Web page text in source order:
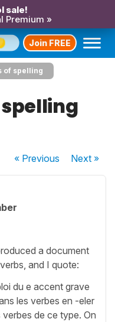
sale!
Premium »
Join FREE
of spelling
« Previous Next»
a document
and I quote:
du e accent grave
les verbes en -eler
de ce type. On